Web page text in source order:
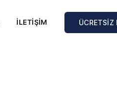
İLETİŞİM ÜCRETSİZ